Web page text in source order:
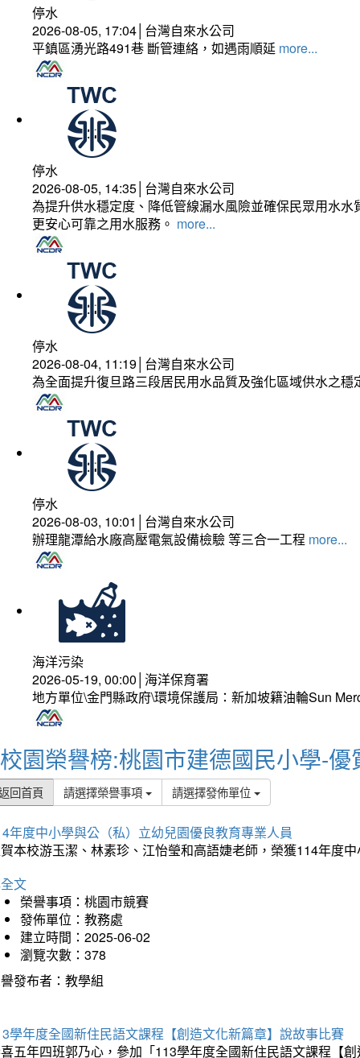
停水
2026-08-05, 17:04│台灣自來水公司
平鎮區湧光路491巷 斷管連絡，如遇雨順延 more...
停水
2026-08-05, 14:35│台灣自來水公司
為提升供水穩定度、降低管線漏水風險並確保民眾用水
更安心可靠之用水服務。 more...
停水
2026-08-04, 11:19│台灣自來水公司
為全面提升復旦路三段居民用水品質及強化區域供水之
停水
2026-08-03, 10:01│台灣自來水公司
辦理龍潭給水廠高壓電氣設備檢驗 等三合一工程 more...
海洋污染
2026-05-19, 00:00│海洋保育署
地方單位\金門縣政府\環境保護局：新加坡籍油輪Sun
校園榮譽榜:桃園市建德國民小學-優
回首頁 請選擇榮譽事項 請選擇發佈單位
年度中小學與公（私）立幼兒園優良教育專業人員
本校游玉潔、林素珍、江怡瑩和高語婕老師，榮獲114年度
文
榮譽事項：桃園市競賽
發佈單位：教務處
建立時間：2025-06-02
瀏覽次數：378
發布者：教學組
學年度全國新住民語文課程【創造文化新篇章】說故事比賽
五年四班郭乃心，參加「113學年度全國新住民語文課程【